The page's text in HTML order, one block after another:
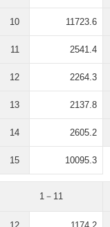
10 11723.6
11 2541.4
12 2264.3
13 2137.8
14 2605.2
15 10095.3
1－11